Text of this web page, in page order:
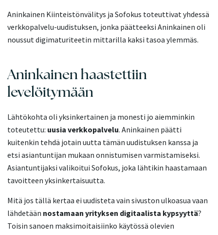
Aninkainen Kiinteistönvälitys ja Sofokus toteuttivat yhdessä
verkkopalvelu-uudistuksen, jonka päätteeksi Aninkainen oli
noussut digimaturiteetin mittarilla kaksi tasoa ylemmäs.
Aninkainen haastettiin
levelöitymään
Lähtökohta oli yksinkertainen ja monesti jo aiemminkin
toteutettu: uusia verkkopalvelu. Aninkainen päätti
kuitenkin tehdä jotain uutta tämän uudistuksen kanssa ja
etsi asiantuntijan mukaan onnistumisen varmistamiseksi.
Asiantuntijaksi valikoitui Sofokus, joka lähtikin haastamaan
tavoitteen yksinkertaisuutta.
Mitä jos tällä kertaa ei uudisteta vain sivuston ulkoasua vaan
lähdetään nostamaan yrityksen digitaalista kypsyyttä?
Toisin sanoen maksimoitaisiinko käytössä olevien